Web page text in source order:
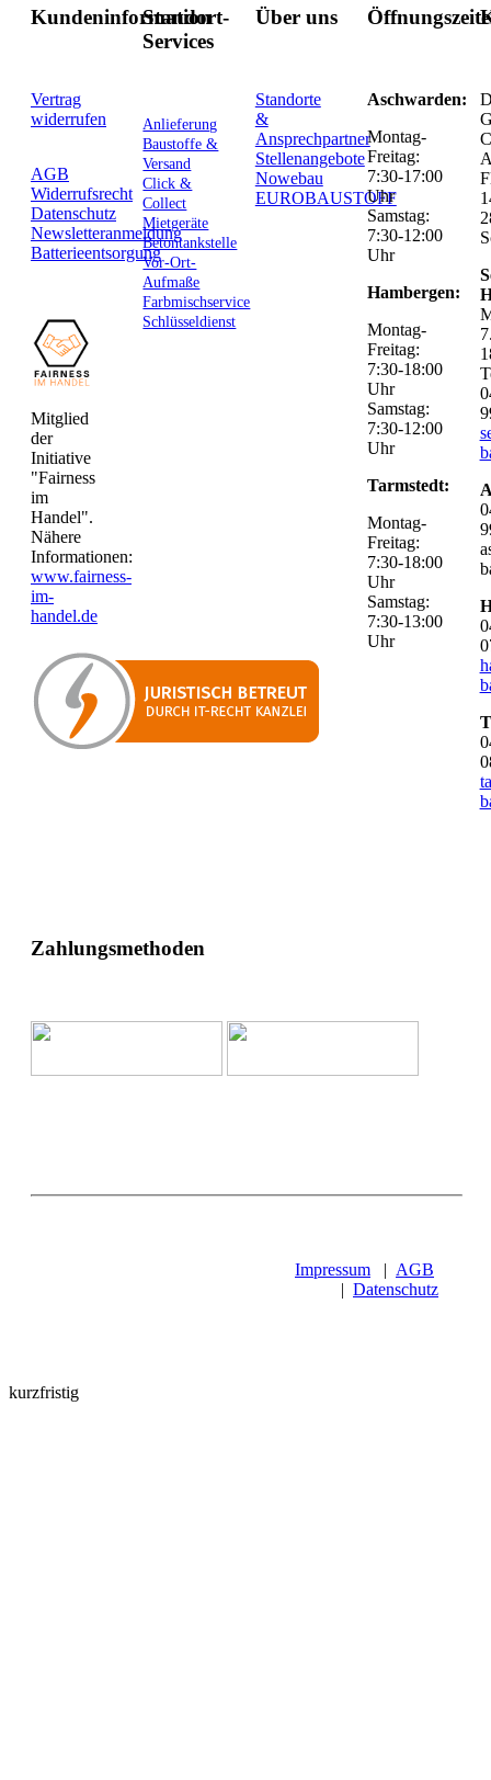
Kundeninformation
Vertrag
widerrufen
AGB
Widerrufsrecht
Datenschutz
Newsletteranmeldung
Batterieentsorgung
Mitglied
der
Initiative
"Fairness
im
Handel".
Nähere
Informationen:
www.fairness-
im-
handel.de
Standort-
Services
Anlieferung
Baustoffe &
Versand
Click &
Collect
Mietgeräte
Betontankstelle
Vor-Ort-
Aufmaße
Farbmischservice
Schlüsseldienst
Über uns
Standorte
&
Ansprechpartner
Stellenangebote
Nowebau
EUROBAUSTOFF
Aschwarden:
Montag-
Freitag:
7:30-17:00
Uhr
Samstag:
7:30-12:00
Uhr
Hambergen:
Montag-
Freitag:
7:30-18:00
Uhr
Samstag:
7:30-12:00
Uhr
Tarmstedt:
Montag-
Freitag:
7:30-18:00
Uhr
Samstag:
7:30-13:00
Uhr
Zahlungsmethoden
Impressum | AGB
| Datenschutz
kurzfristig